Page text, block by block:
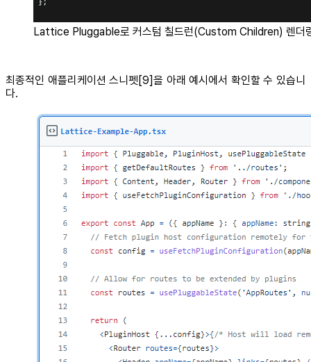
Lattice Pluggable로 커스텀 칠드런(Custom Children) 렌더
최종적인 애플리케이션 스니펫[9]을 아래 예시에서 확인할 수 있습니
다.